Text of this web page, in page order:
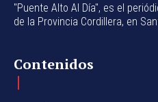
"Puente Alto Al Día", es el
de la Provincia Cordillera, en
Contenidos